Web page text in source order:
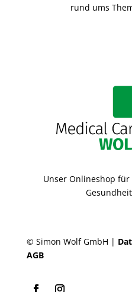
rund ums
Unser Onlineshop
© Simon Wolf GmbH |
AGB